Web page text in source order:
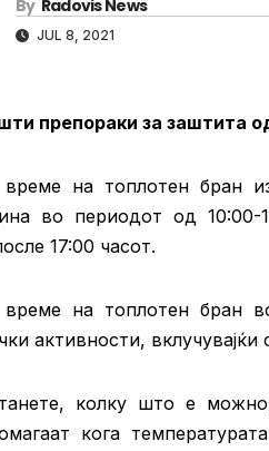
By Radovis News
JUL 8, 2021
препораки за заштита
на топлотен бран
во периодот од 10:00-
17:00 часот.
на топлотен бран
активности,
колку што е можно,
кога